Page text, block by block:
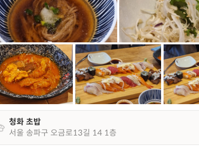
청화 초밥
서울 송파구 오금로13길 14 1층